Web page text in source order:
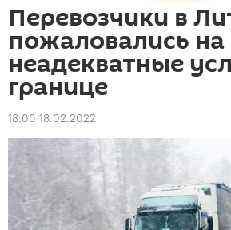
Перевозчики в
пожаловались на
неадекватные
границе
18:00 18.02.2022